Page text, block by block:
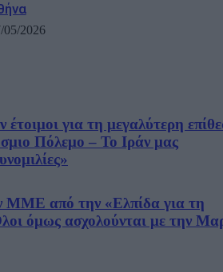
05/2026
για τη μεγαλύτερη
Πόλεμο – Το Ιράν μας
ΜΜΕ από την «Ελπίδα για τη
όμως ασχολούνται με την